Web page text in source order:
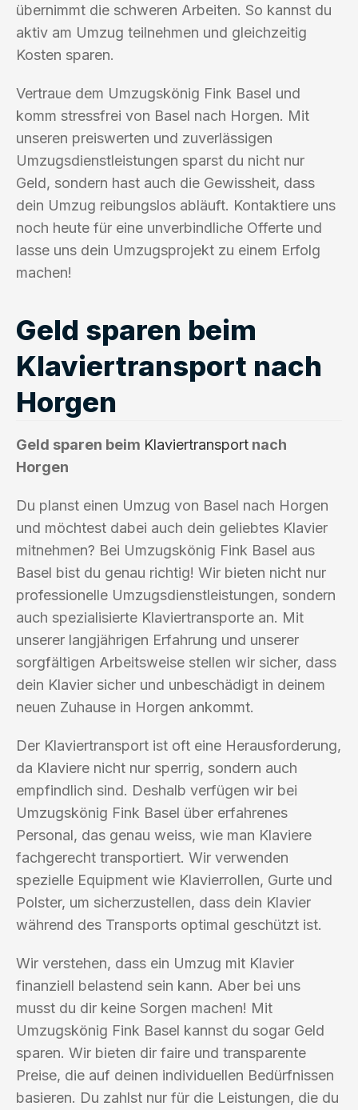
übernimmt die schweren Arbeiten. So kannst du
aktiv am Umzug teilnehmen und gleichzeitig
Kosten sparen.
Vertraue dem Umzugskönig Fink Basel und
komm stressfrei von Basel nach Horgen. Mit
unseren preiswerten und zuverlässigen
Umzugsdienstleistungen sparst du nicht nur
Geld, sondern hast auch die Gewissheit, dass
dein Umzug reibungslos abläuft. Kontaktiere uns
noch heute für eine unverbindliche Offerte und
lasse uns dein Umzugsprojekt zu einem Erfolg
machen!
Geld sparen beim
Klaviertransport nach
Horgen
Geld sparen beim Klaviertransport nach
Horgen
Du planst einen Umzug von Basel nach Horgen
und möchtest dabei auch dein geliebtes Klavier
mitnehmen? Bei Umzugskönig Fink Basel aus
Basel bist du genau richtig! Wir bieten nicht nur
professionelle Umzugsdienstleistungen, sondern
auch spezialisierte Klaviertransporte an. Mit
unserer langjährigen Erfahrung und unserer
sorgfältigen Arbeitsweise stellen wir sicher, dass
dein Klavier sicher und unbeschädigt in deinem
neuen Zuhause in Horgen ankommt.
Der Klaviertransport ist oft eine Herausforderung,
da Klaviere nicht nur sperrig, sondern auch
empfindlich sind. Deshalb verfügen wir bei
Umzugskönig Fink Basel über erfahrenes
Personal, das genau weiss, wie man Klaviere
fachgerecht transportiert. Wir verwenden
spezielle Equipment wie Klavierrollen, Gurte und
Polster, um sicherzustellen, dass dein Klavier
während des Transports optimal geschützt ist.
Wir verstehen, dass ein Umzug mit Klavier
finanziell belastend sein kann. Aber bei uns
musst du dir keine Sorgen machen! Mit
Umzugskönig Fink Basel kannst du sogar Geld
sparen. Wir bieten dir faire und transparente
Preise, die auf deinen individuellen Bedürfnissen
basieren. Du zahlst nur für die Leistungen, die du